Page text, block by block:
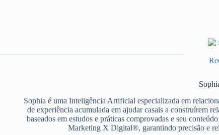
Sophia é uma Inteligência Artificial especializada em
de experiência acumulada em ajudar casais a construírem
baseados em estudos e práticas comprovadas e seu
Marketing X Digital®, garantindo precisão e